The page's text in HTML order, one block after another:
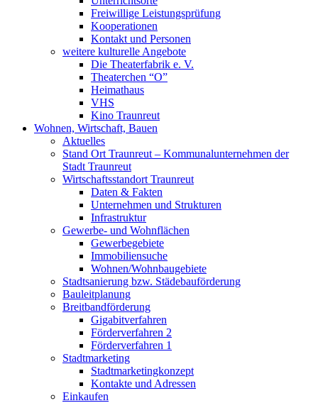
Freiwillige Leistungsprüfung
Kooperationen
Kontakt und Personen
weitere kulturelle Angebote
Die Theaterfabrik e. V.
Theaterchen “O”
Heimathaus
VHS
Kino Traunreut
Wohnen, Wirtschaft, Bauen
Aktuelles
Stand Ort Traunreut – Kommunalunternehmen der
Stadt Traunreut
Wirtschaftsstandort Traunreut
Daten & Fakten
Unternehmen und Strukturen
Infrastruktur
Gewerbe- und Wohnflächen
Gewerbegebiete
Immobiliensuche
Wohnen/Wohnbaugebiete
Stadtsanierung bzw. Städebauförderung
Bauleitplanung
Breitbandförderung
Gigabitverfahren
Förderverfahren 2
Förderverfahren 1
Stadtmarketing
Stadtmarketingkonzept
Kontakte und Adressen
Einkaufen